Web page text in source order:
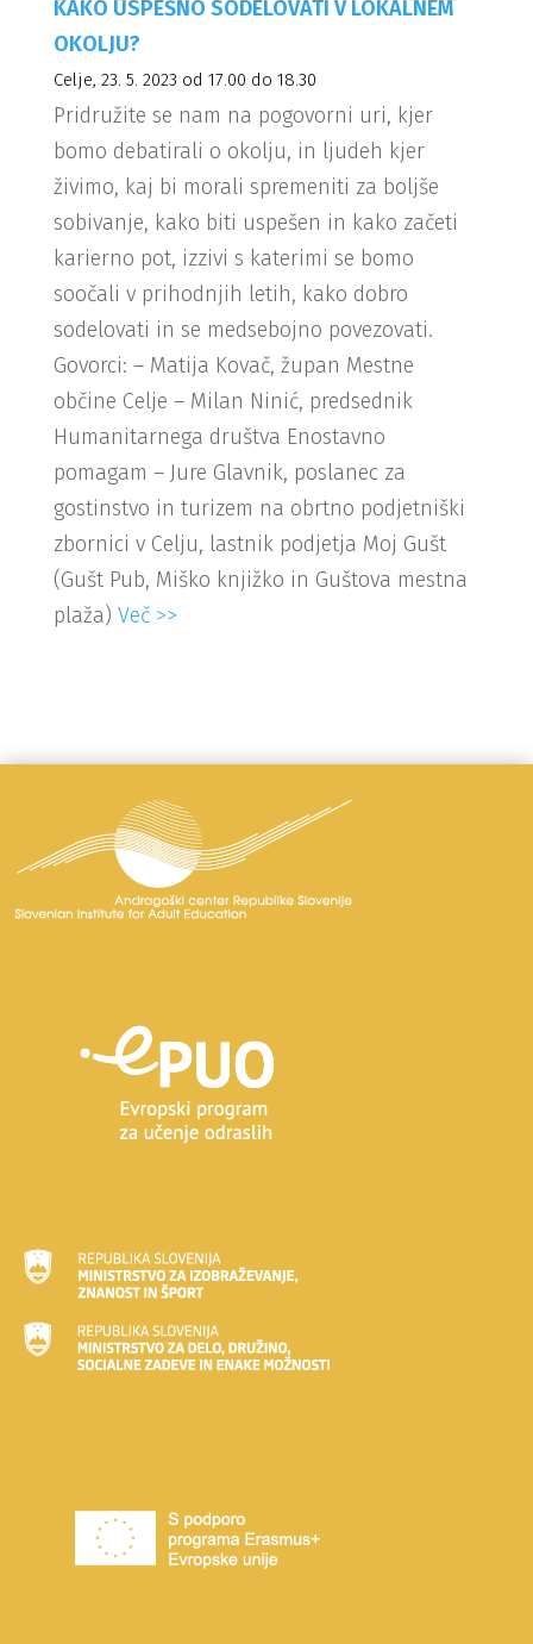
KAKO USPEŠNO SODELOVATI V LOKALNEM
OKOLJU?
Celje, 23. 5. 2023 od 17.00 do 18.30
Pridružite se nam na pogovorni uri, kjer
bomo debatirali o okolju, in ljudeh kjer
živimo, kaj bi morali spremeniti za boljše
sobivanje, kako biti uspešen in kako začeti
karierno pot, izzivi s katerimi se bomo
soočali v prihodnjih letih, kako dobro
sodelovati in se medsebojno povezovati.
Govorci: – Matija Kovač, župan Mestne
občine Celje – Milan Ninić, predsednik
Humanitarnega društva Enostavno
pomagam – Jure Glavnik, poslanec za
gostinstvo in turizem na obrtno podjetniški
zbornici v Celju, lastnik podjetja Moj Gušt
(Gušt Pub, Miško knjižko in Guštova mestna
plaža) Več >>